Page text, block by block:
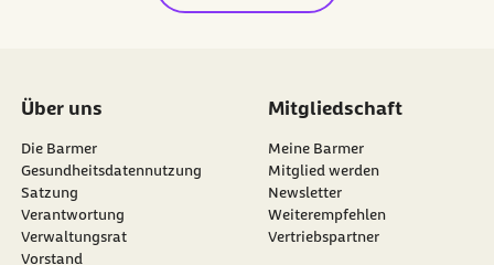
Über uns
Die Barmer
Gesundheitsdatennutzung
Satzung
Verantwortung
Verwaltungsrat
Vorstand
Mitgliedschaft
Meine Barmer
Mitglied werden
Newsletter
externer Link:
Weiterempfehlen
Vertriebspartner